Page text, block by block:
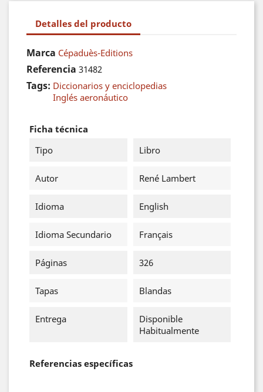
Detalles del producto
Marca Cépaduès-Editions
Referencia 31482
Tags: Diccionarios y enciclopedias
Inglés aeronáutico
Ficha técnica
Tipo
Libro
Autor René Lambert
Idioma English
Idioma Secundario Français
Páginas 326
Tapas Blandas
Entrega
Disponible
Habitualmente
Referencias específicas